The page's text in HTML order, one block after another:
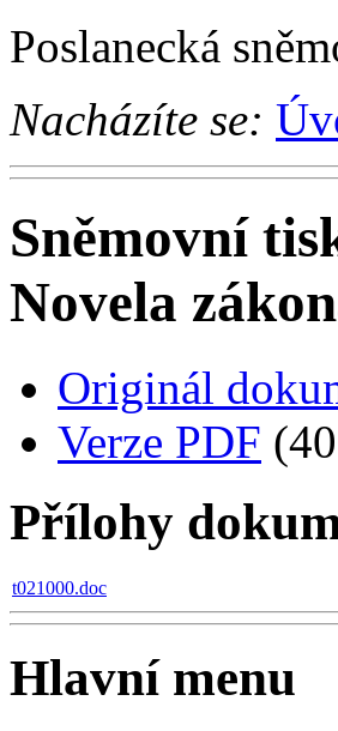
Poslanecká
Nacházíte se:
Sněmovní
Novela
Originál
Verze PDF
Přílohy
t021000.doc
Hlavní menu